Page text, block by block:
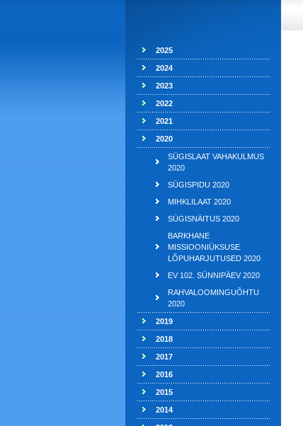
2025
2024
2023
2022
2021
2020
SÜGISLAAT VAHAKULMUS
2020
SÜGISPIDU 2020
MIHKLILAAT 2020
SÜGISNÄITUS 2020
BARKHANE
MISSIOONIÜKSUSE
LÕPUHARJUTUSED 2020
EV 102. SÜNNIPÄEV 2020
RAHVALOOMINGUÕHTU
2020
2019
2018
2017
2016
2015
2014